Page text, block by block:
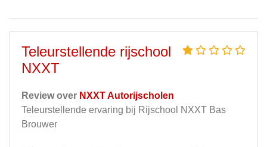
Teleurstellende rijschool
NXXT
Review over NXXT Autorijscholen
Teleurstellende ervaring bij Rijschool NXXT Bas
Brouwer